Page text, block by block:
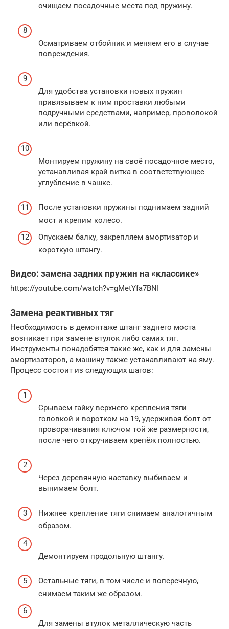
очищаем посадочные места под пружину.
Осматриваем отбойник и меняем его в случае
повреждения.
Для удобства установки новых пружин
привязываем к ним проставки любыми
подручными средствами, например, проволокой
или верёвкой.
Монтируем пружину на своё посадочное место,
устанавливая край витка в соответствующее
углубление в чашке.
После установки пружины поднимаем задний
мост и крепим колесо.
Опускаем балку, закрепляем амортизатор и
короткую штангу.
Видео: замена задних пружин на «классике»
https://youtube.com/watch?v=gMetYfa7BNI
Замена реактивных тяг
Необходимость в демонтаже штанг заднего моста
возникает при замене втулок либо самих тяг.
Инструменты понадобятся такие же, как и для замены
амортизаторов, а машину также устанавливают на яму.
Процесс состоит из следующих шагов:
Срываем гайку верхнего крепления тяги
головкой и воротком на 19, удерживая болт от
проворачивания ключом той же размерности,
после чего откручиваем крепёж полностью.
Через деревянную наставку выбиваем и
вынимаем болт.
Нижнее крепление тяги снимаем аналогичным
образом.
Демонтируем продольную штангу.
Остальные тяги, в том числе и поперечную,
снимаем таким же образом.
Для замены втулок металлическую часть